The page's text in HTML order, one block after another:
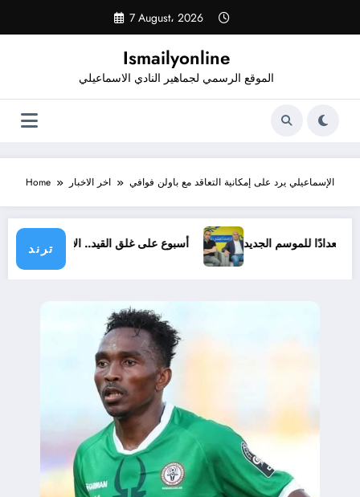
content
7 August، 2026
Ismailyonline
الموقع الرسمي لجماهير النادي الاسماعيلي
Home اخر الاخبار الإسماعيلي يرد على إمكانية التعاقد مع باولن فوافي
ترند
أسبوع على غلق القيد.. الإسماعيلي بـ14 ناشئًا وبدون الآن استعدادًا للموسم الجديد